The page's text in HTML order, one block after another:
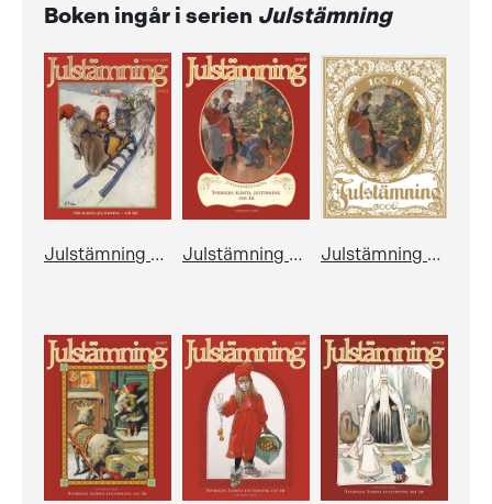
Boken ingår i serien Julstämning
Julstämning 2022 Julstämning 2006 Julstämning 2006 - jubileumsutgåva